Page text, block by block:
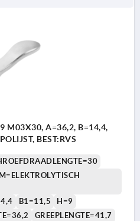
M03X30, A=36,2, B=14,4,
BEST:RVS
B1=11,5
H=9
GREEPLENGTE=41,7